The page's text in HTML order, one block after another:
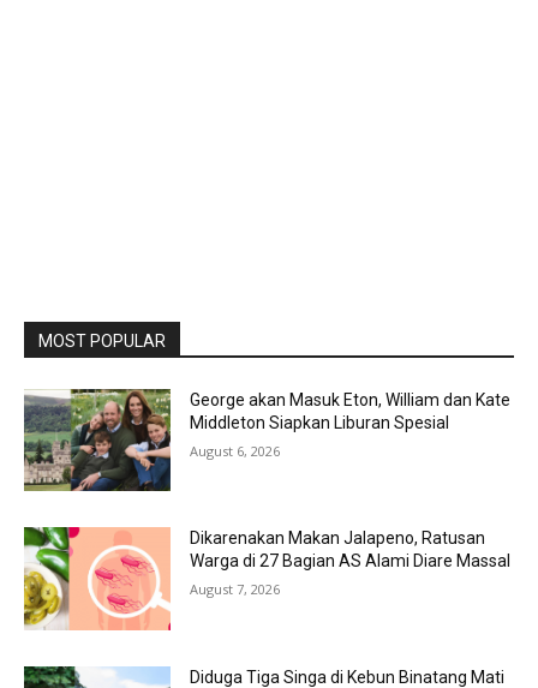
MOST POPULAR
George akan Masuk Eton, William dan Kate
Middleton Siapkan Liburan Spesial
August 6, 2026
Dikarenakan Makan Jalapeno, Ratusan
Warga di 27 Bagian AS Alami Diare Massal
August 7, 2026
Diduga Tiga Singa di Kebun Binatang Mati